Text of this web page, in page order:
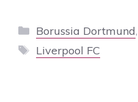
Kategorien
Borussia Dortmund,
Schlagwörter
Liverpool FC